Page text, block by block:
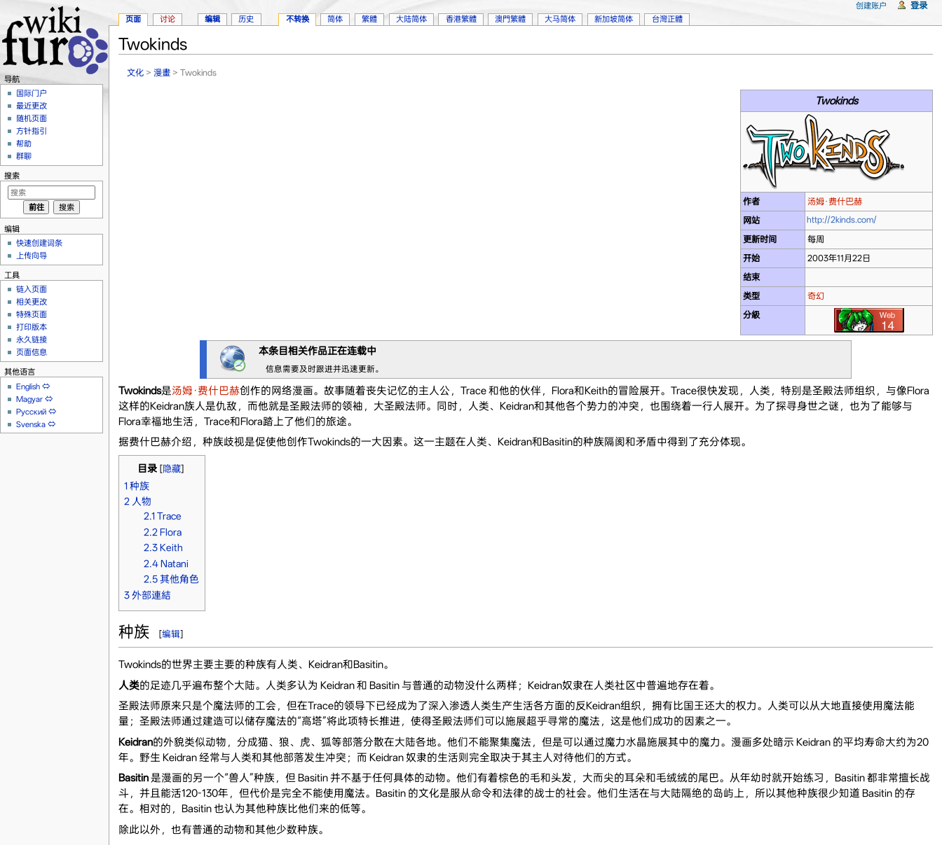
Twokinds
文化 >漫畫 > Twokinds
Twokinds
作者
汤姆·费什巴赫
网站
http://2kinds.com/
更新时间
每周
开始
2003年11月22日
结束
类型
奇幻
分級
本条目相关作品正在连载中
信息需要及时跟进并迅速更新。
Twokinds是汤姆·费什巴赫创作的网络漫画。故事随着丧失记忆的主人公，Trace 和他的伙伴，Flora和Keith的冒险展开。Trace很快发现，人类，特别是圣殿法师组织，与像Flora
这样的Keidran族人是仇敌，而他就是圣殿法师的领袖，大圣殿法师。同时，人类、Keidran和其他各个势力的冲突，也围绕着一行人展开。为了探寻身世之谜，也为了能够与
Flora幸福地生活，Trace和Flora踏上了他们的旅途。
据费什巴赫介绍，种族歧视是促使他创作Twokinds的一大因素。这一主题在人类、Keidran和Basitin的种族隔阂和矛盾中得到了充分体现。
目录[隐藏]
1 种族
2 人物
2.1 Trace
2.2Flora
2.3Keith
2.4Natani
2.5其他角色
3 外部連結
种族 [编辑]
Twokinds的世界主要主要的种族有人类、Keidran和Basitin。
人类的足迹几乎遍布整个大陆。人类多认为 Keidran 和 Basitin 与普通的动物没什么两样；Keidran奴隶在人类社区中普遍地存在着。
圣殿法师原来只是个魔法师的工会，但在Trace的领导下已经成为了深入渗透人类生产生活各方面的反Keidran组织，拥有比国王还大的权力。人类可以从大地直接使用魔法能
量；圣殿法师通过建造可以储存魔法的“高塔”将此项特长推进，使得圣殿法师们可以施展超乎寻常的魔法，这是他们成功的因素之一。
Keidran的外貌类似动物，分成猫、狼、虎、狐等部落分散在大陆各地。他们不能聚集魔法，但是可以通过魔力水晶施展其中的魔力。漫画多处暗示 Keidran 的平均寿命大约为20
年。野生 Keidran 经常与人类和其他部落发生冲突；而 Keidran 奴隶的生活则完全取决于其主人对待他们的方式。
Basitin是漫画的另一个“兽人”种族，但 Basitin 并不基于任何具体的动物。他们有着棕色的毛和头发，大而尖的耳朵和毛绒绒的尾巴。从年幼时就开始练习，Basitin 都非常擅长战
斗，并且能活120-130年，但代价是完全不能使用魔法。Basitin 的文化是服从命令和法律的战士的社会。他们生活在与大陆隔绝的岛屿上，所以其他种族很少知道 Basitin 的存
在。相对的，Basitin 也认为其他种族比他们来的低等。
除此以外，也有普通的动物和其他少数种族。
页面 讨论 编辑 历史 不转换 简体 繁體 大陆简体 香港繁體 澳門繁體 大马简体 新加坡简体 台灣正體
创建账户 登录
导航
国际门户
最近更改
随机页面
方针指引
帮助
群聊
搜索
编辑
快速创建词条
上传向导
工具
链入页面
相关更改
特殊页面
打印版本
永久链接
页面信息
其他语言
English ⇔
Magyar ⇔
Русский ⇔
Svenska ⇔